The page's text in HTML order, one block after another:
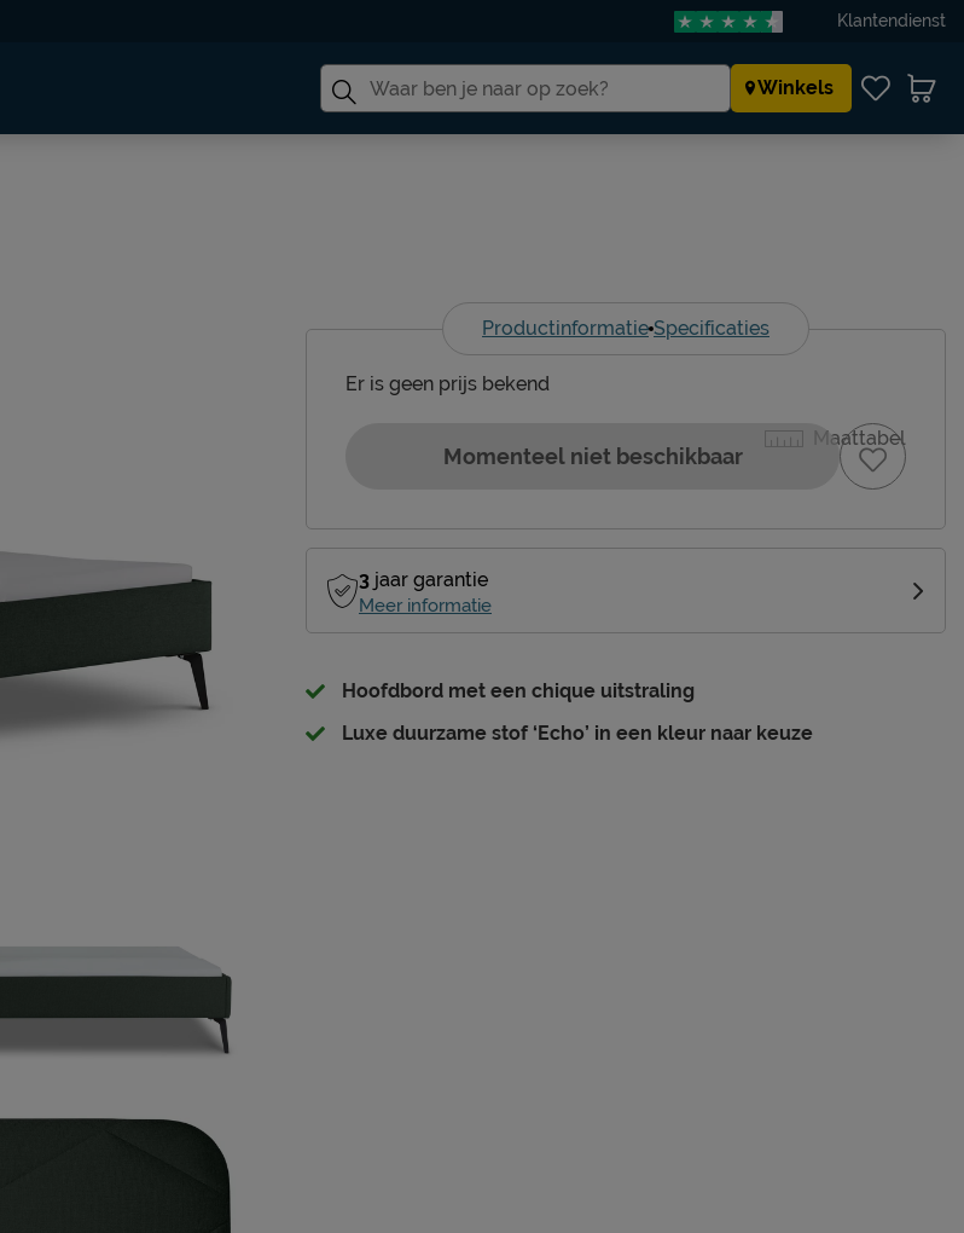
Klantendienst
Winkels
Productinformatie Specificaties
Maattabel
Er is geen prijs bekend
Momenteel niet beschikbaar
3 jaar garantie
Meer informatie
Hoofdbord met een chique uitstraling
Luxe duurzame stof ‘Echo’ in een kleur naar keuze